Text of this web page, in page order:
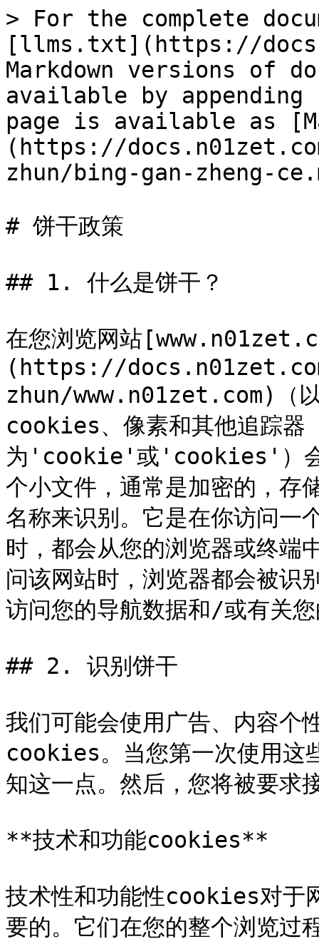
> For the complete
[llms.txt](https://
Markdown versions of
available by
page is available as
(https://
zhun/bing-gan-zheng-
# 饼干政策
## 1. 什么是饼干？
在您浏览网站
(https://
zhun/www.n01zet.com)（
cookies、像素和其他追踪器
为'cookie'或'cookies'）会
个小文件，通常是加密的，存
名称来识别。它是在你访问一
时，都会从您的浏览器或终
问该网站时，浏览器都会被
访问您的导航数据和/或有关
## 2. 识别饼干
我们可能会使用广告、内容个
cookies。当您第一次使用这
知这一点。然后，您将被要求
**技术和功能cookies**
技术性和功能性cookies对于
要的。它们在您的整个浏览过